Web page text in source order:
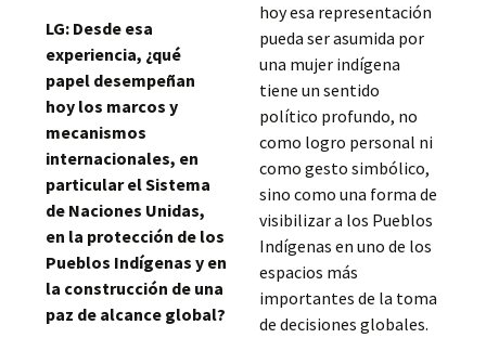
LG: Desde esa
experiencia, ¿qué
papel desempeñan
hoy los marcos y
mecanismos
internacionales, en
particular el Sistema
de Naciones Unidas,
en la protección de los
Pueblos Indígenas y en
la construcción de una
paz de alcance global?
hoy esa representación
pueda ser asumida por
una mujer indígena
tiene un sentido
político profundo, no
como logro personal ni
como gesto simbólico,
sino como una forma de
visibilizar a los Pueblos
Indígenas en uno de los
espacios más
importantes de la toma
de decisiones globales.